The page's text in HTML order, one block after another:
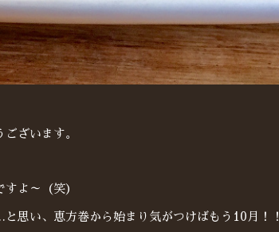
ざいます。
よ～（笑）
思い、恵方巻から始まり気がつけばもう10月！！